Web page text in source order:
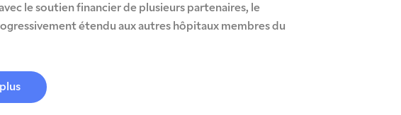
avec le soutien financier de plusieurs partenaires, le
étendu aux autres hôpitaux membres du